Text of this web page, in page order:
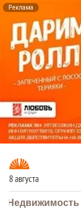
Реклама
8 августа
Недвижимость